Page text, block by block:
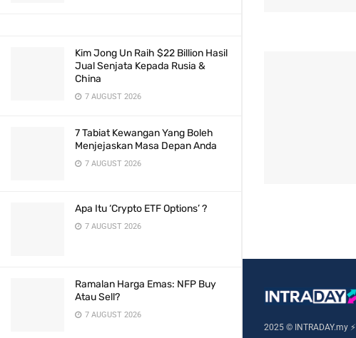
Kim Jong Un Raih $22 Billion Hasil
Jual Senjata Kepada Rusia &
China
7 AUGUST 2026
7 Tabiat Kewangan Yang Boleh
Menjejaskan Masa Depan Anda
7 AUGUST 2026
Apa Itu ‘Crypto ETF Options’ ?
7 AUGUST 2026
Ramalan Harga Emas: NFP Buy
Atau Sell?
7 AUGUST 2026
2025 © INTRADAY.my ⚡